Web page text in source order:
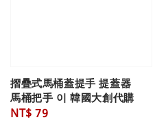
摺疊式馬桶蓋提手 提蓋器
馬桶把手 이 韓國大創代購
Regular
NT$ 79